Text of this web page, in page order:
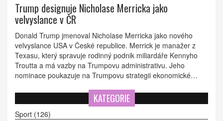
Trump designuje Nicholase Merricka jako
velvyslance v ČR
Donald Trump jmenoval Nicholase Merricka jako nového
velvyslance USA v České republice. Merrick je manažer z
Texasu, který spravuje rodinný podnik miliardáře Kennyho
Troutta a má vazby na Trumpovu administrativu. Jeho
nominace poukazuje na Trumpovu strategii ekonomické
KATEGORIE
Sport (126)